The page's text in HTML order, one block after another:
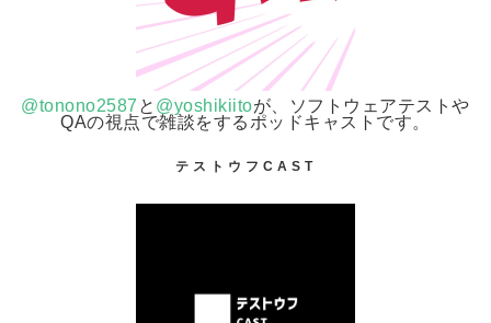
@tonono2587 と @yoshikiitoが、ソフトウェアテストや
QAの視点で雑談をするポッドキャストです。
テストウフCAST